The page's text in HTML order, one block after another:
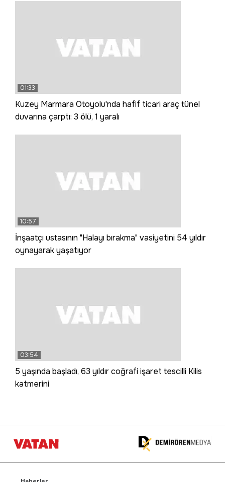
01:33
Kuzey Marmara Otoyolu'nda hafif ticari araç tünel
duvarına çarptı: 3 ölü, 1 yaralı
10:57
İnşaatçı ustasının "Halayı bırakma" vasiyetini 54 yıldır
oynayarak yaşatıyor
03:54
5 yaşında başladı, 63 yıldır coğrafi işaret tescilli Kilis
katmerini